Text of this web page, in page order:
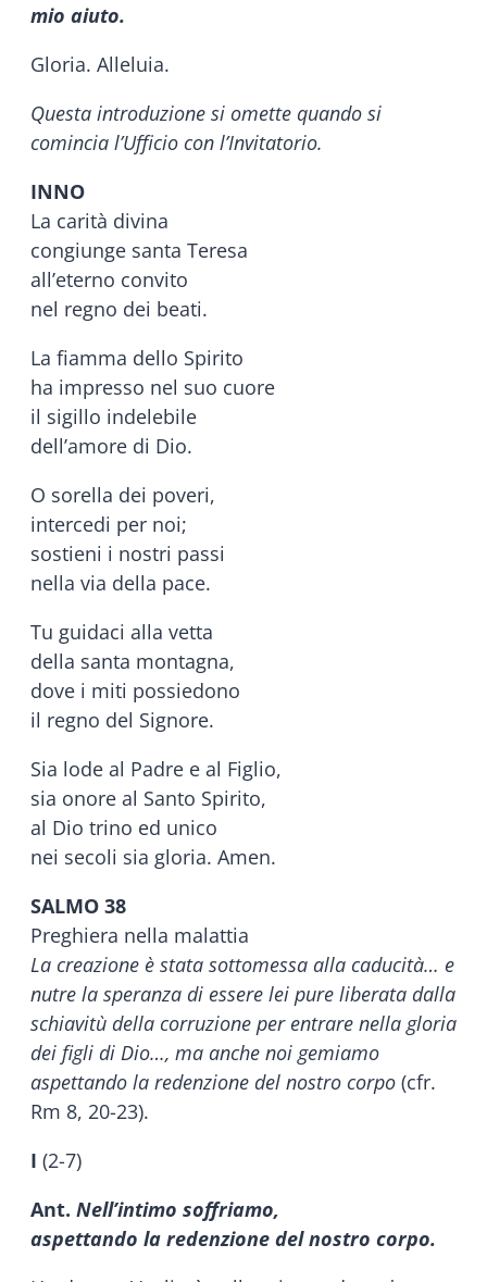
mio aiuto.
Gloria. Alleluia.
Questa introduzione si omette quando si
comincia l’Ufficio con l’Invitatorio.
INNO
La carità divina
congiunge santa Teresa
all’eterno convito
nel regno dei beati.
La fiamma dello Spirito
ha impresso nel suo cuore
il sigillo indelebile
dell’amore di Dio.
O sorella dei poveri,
intercedi per noi;
sostieni i nostri passi
nella via della pace.
Tu guidaci alla vetta
della santa montagna,
dove i miti possiedono
il regno del Signore.
Sia lode al Padre e al Figlio,
sia onore al Santo Spirito,
al Dio trino ed unico
nei secoli sia gloria. Amen.
SALMO 38
Preghiera nella malattia
La creazione è stata sottomessa alla caducità… e
nutre la speranza di essere lei pure liberata dalla
schiavitù della corruzione per entrare nella gloria
dei figli di Dio…, ma anche noi gemiamo
aspettando la redenzione del nostro corpo (cfr.
Rm 8, 20-23).
I (2-7)
Ant. Nell’intimo soffriamo,
aspettando la redenzione del nostro corpo.